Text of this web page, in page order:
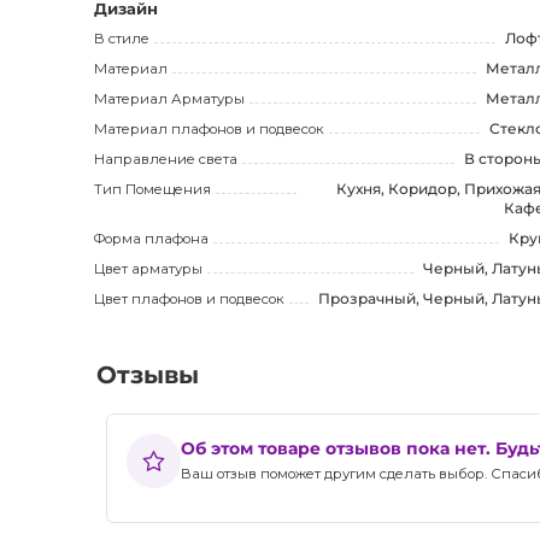
Купить светильник ROFF можно только в украинском
всей Украине, гарантируем лучшие цены и скидки на
создайте волшебную атмосферу в своем
ключевые характеристики светильника, описывает
потенциальными покупателями.
Дизайн
В стиле
Материал
Материал Арматуры
Материал плафонов и подвесок
Направление света
В
Тип Помещения
Кухня, Коридор,
Форма плафона
Цвет арматуры
Черный,
Цвет плафонов и подвесок
Прозрачный, Черный,
Отзывы
Об этом товаре отзывов пока нет.
Ваш отзыв поможет другим сделать выбор.